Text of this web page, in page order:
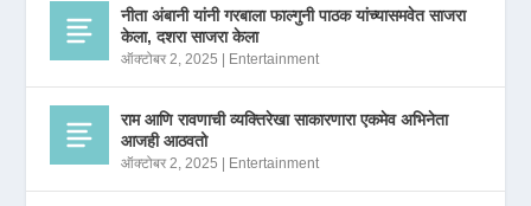
नीता अंबानी यांनी गरबाला फाल्गुनी पाठक यांच्यासमवेत साजरा
केला, दशरा साजरा केला
ऑक्टोबर 2, 2025 Entertainment
राम आणि रावणाची व्यक्तिरेखा साकारणारा एकमेव अभिनेता
आजही आठवतो
ऑक्टोबर 2, 2025 Entertainment